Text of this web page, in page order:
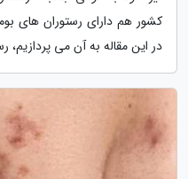
کشور هم دارای رستوران های
در این مقاله به آن می پردازیم،